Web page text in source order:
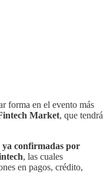
forma en el evento más
Market, que tendrá
ya confirmadas por
, las cuales
en pagos, crédito,